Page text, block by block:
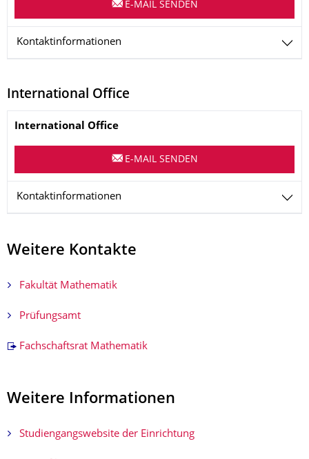
E-MAIL SENDEN
Kontaktinformationen
International Office
Name
International Office
E-MAIL SENDEN
Kontaktinformationen
Weitere Kontakte
Fakultät Mathematik
Prüfungsamt
Fachschaftsrat Mathematik
Weitere Informationen
Studiengangswebsite der Einrichtung